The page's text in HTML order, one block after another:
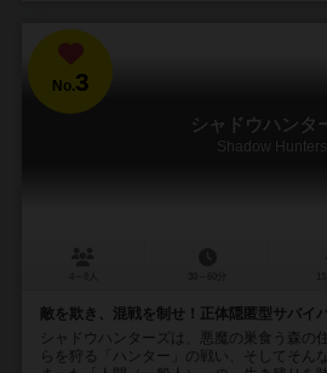
No.3
シャドウハンタ
Shadow Hunters
敵を欺き、混戦を制せ！正体隠匿型サバイ
シャドウハンターズは、悪魔の巣食う森の
らを狩る「ハンター」の戦い、そしてそん